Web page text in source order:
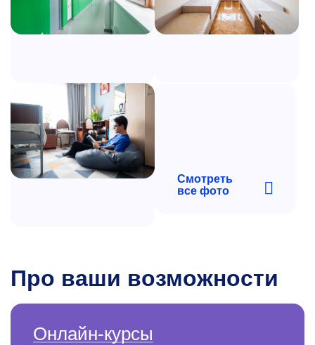
Смотреть
все фото
Про ваши возможности
Онлайн-курсы